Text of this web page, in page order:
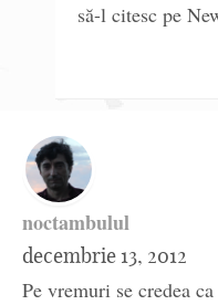
să-l citesc pe
noctambulul
decembrie 13, 2012
Pe vremuri se credea